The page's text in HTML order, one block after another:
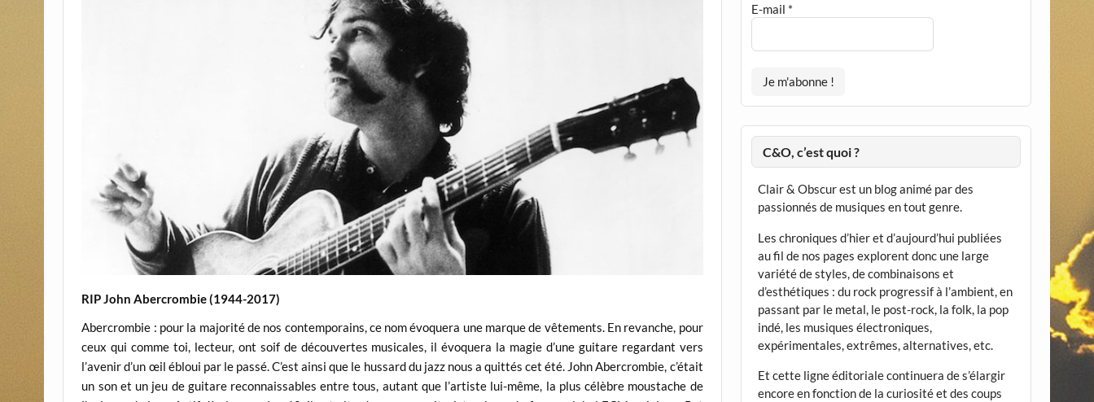
RIP John Abercrombie (1944-2017)
Abercrombie : pour la majorité de nos contemporains, ce nom évoquera une marque de vêtements. En revanche, pour
ceux qui comme toi, lecteur, ont soif de découvertes musicales, il évoquera la magie d’une guitare regardant vers
l’avenir d’un œil ébloui par le passé. C’est ainsi que le hussard du jazz nous a quittés cet été. John Abercrombie, c’était
un son et un jeu de guitare reconnaissables entre tous, autant que l’artiste lui-même, la plus célèbre moustache de
E-mail *
C&O, c’est quoi ?
Clair & Obscur est un blog animé par des
passionnés de musiques en tout genre.
Les chroniques d’hier et d’aujourd’hui publiées
au fil de nos pages explorent donc une large
variété de styles, de combinaisons et
d’esthétiques : du rock progressif à l’ambient, en
passant par le metal, le post-rock, la folk, la pop
indé, les musiques électroniques,
expérimentales, extrêmes, alternatives, etc.
Et cette ligne éditoriale continuera de s’élargir
encore en fonction de la curiosité et des coups